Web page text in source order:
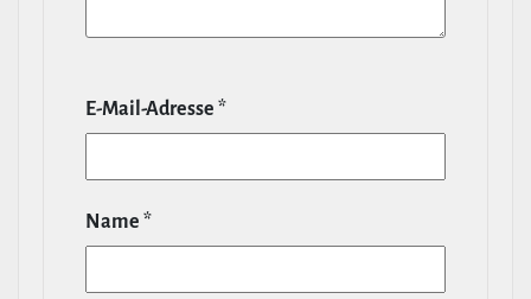
E‑Mail-​Adresse *
Name *